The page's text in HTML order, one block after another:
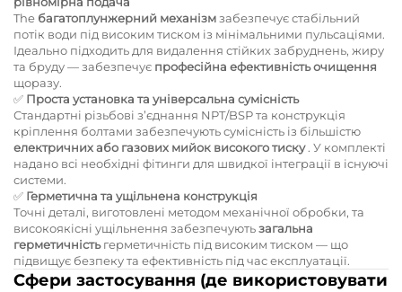
The багатоплунжерний механізмзабезпечує стабільний
потік води під високим тиском із мінімальними пульсаціями.
Ідеально підходить для видалення стійких забруднень, жиру
та бруду — забезпечує професійна ефективність очищення
щоразу.
✅ Проста установка та універсальна сумісність
Стандартні різьбові з’єднання NPT/BSР та конструкція
кріплення болтами забезпечують сумісність із більшістю
електричних або газових мийок високого тиску. У комплекті
надано всі необхідні фітинги для швидкої інтеграції в існуючі
системи.
✅ Герметична та ущільнена конструкція
Точні деталі, виготовлені методом механічної обробки, та
високоякісні ущільнення забезпечуютьзагальна
герметичністьгерметичність під високим тиском — що
підвищує безпеку та ефективність під час експлуатації.
Сфери застосування (де використовувати